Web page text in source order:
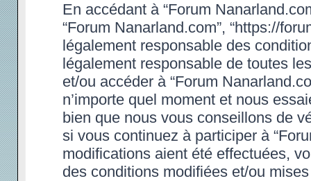
En accédant à “Forum
“Forum Nanarland.com”, “https://
légalement responsable des
légalement responsable de toutes
et/ou accéder à “Forum
n’importe quel moment et nous
bien que nous vous conseillons de
si vous continuez à participer à
modifications aient été effectuées,
des conditions modifiées et/ou